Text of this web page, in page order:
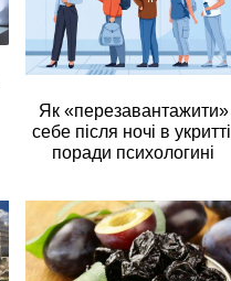
Як «перезавантажити»
себе після ночі в
поради психологині